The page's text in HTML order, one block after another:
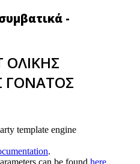
-
ΟΛΙΚΗΣ
ΓΟΝΑΤΟΣ
template engine
.
can be found here.